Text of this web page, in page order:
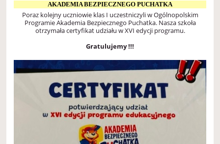
AKADEMIA BEZPIECZNEGO PUCHATKA
Poraz kolejny uczniowie klas I uczestniczyli w Ogólnopolskim
Programie Akademia Bezpiecznego Puchatka. Nasza szkoła
otrzymała certyfikat udziału w XVI edycji programu.
Gratulujemy !!!